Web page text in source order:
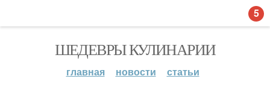
ШЕДЕВРЫ КУЛИНАРИИ
главная новости статьи
5